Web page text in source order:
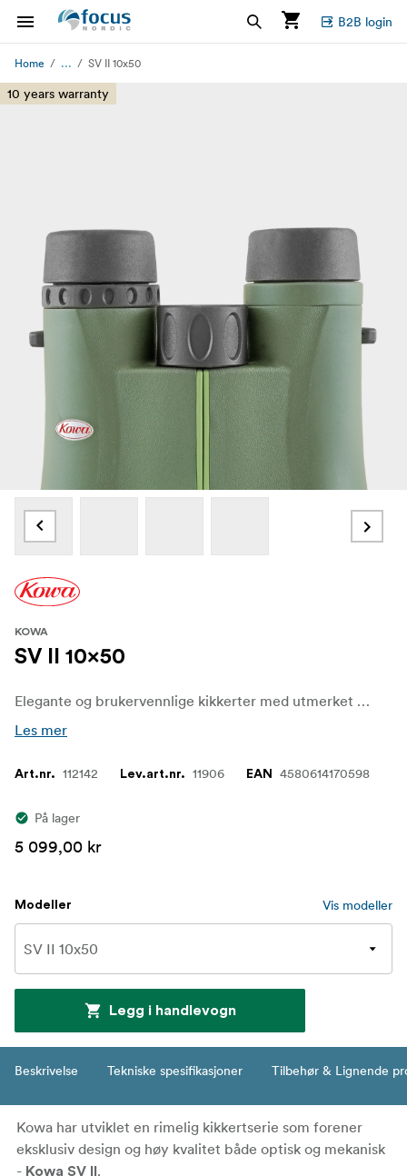
B2B login
Home ... SV II 10x50
10 years warranty
KOWA
SV II 10x50
Elegante og brukervennlige kikkerter med utmerket optikk som gir mye ytelse for pengene.
Les mer
Art.nr. 112142 Lev.art.nr. 11906 EAN 4580614170598
På lager
5 099,00 kr
Modeller Vis modeller
Legg i handlevogn
Beskrivelse Tekniske spesifikasjoner Tilbehør & Lignende
Kowa har utviklet en rimelig kikkertserie som forener
eksklusiv design og høy kvalitet både optisk og mekanisk
- Kowa SV II .